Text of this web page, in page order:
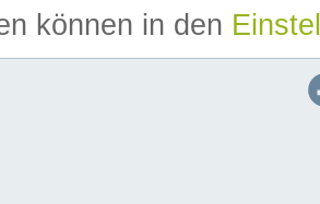
können in den